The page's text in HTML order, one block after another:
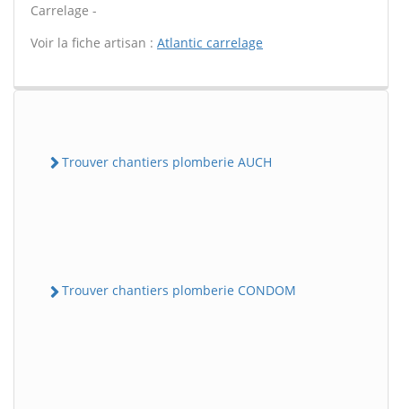
Carrelage -
Voir la fiche artisan : Atlantic carrelage
Trouver chantiers plomberie AUCH
Trouver chantiers plomberie CONDOM